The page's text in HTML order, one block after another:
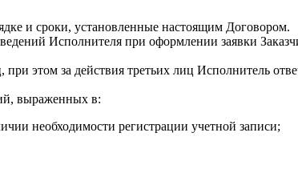
и сроки, установленные настоящим Договором.
Исполнителя при оформлении заявки
этом за действия третьих лиц Исполнитель
выраженных в:
необходимости регистрации учетной записи;